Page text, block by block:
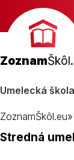
Zoznam
Umelecká škola
ZoznamŠkôl.eu»
Stredná